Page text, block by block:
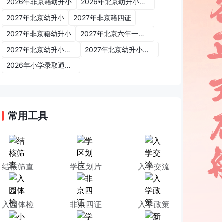
2026年非京籍幼升小
2026年北京幼升小入学政策
2027年北京幼升小
2027年非京籍四证
2027年非京籍幼升小
2027年北京六年一学位政策
2027年北京幼升小六年一学位政策
2027年北京幼升小入学政策
2026年小学录取通知书
常用工具
结核筛查 学区划片 入学交流
入园体检 非京四证 入学政策